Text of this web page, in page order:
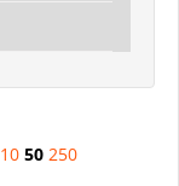
10 50 250